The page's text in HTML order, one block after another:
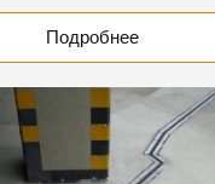
Подробнее